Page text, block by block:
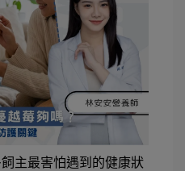
主最害怕遇到的健康狀